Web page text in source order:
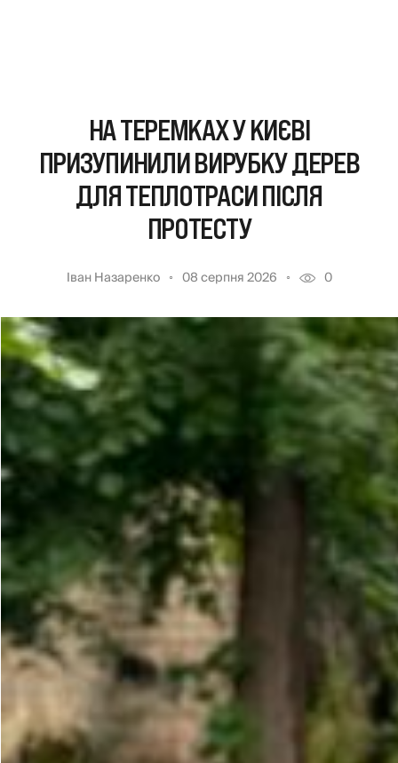
НА ТЕРЕМКАХ У КИЄВІ
ПРИЗУПИНИЛИ ВИРУБКУ ДЕРЕВ
ДЛЯ ТЕПЛОТРАСИ ПІСЛЯ
ПРОТЕСТУ
Іван Назаренко 08 серпня 2026 0